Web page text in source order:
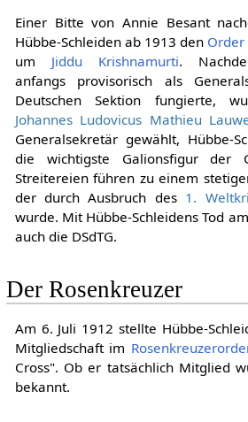
Einer Bitte von Annie Besant
Hübbe-Schleiden ab 1913 den Order
um Jiddu Krishnamurti.
anfangs provisorisch als
Deutschen Sektion fungierte,
Johannes Ludovicus Mathieu
Generalsekretär gewählt, Hübbe-
die wichtigste Galionsfigur der
Streitereien führen zu einem
der durch Ausbruch des 1.
wurde. Mit Hübbe-Schleidens Tod
auch die DSdTG.
Der Rosenkreuzer
Am 6. Juli 1912 stellte Hübbe-
Mitgliedschaft im
Cross". Ob er tatsächlich Mitglied
bekannt.